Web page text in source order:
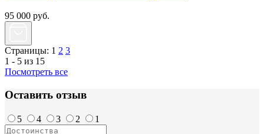
95 000 руб.
Страницы: 1 2 3
1 - 5 из 15
Посмотреть все
Оставить отзыв
5 4 3 2 1